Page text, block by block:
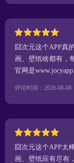
囧次元这个APP真
画、壁纸啥都有，
官网是
评论时间：2026-08-08
囧次元这个APP太
画、壁纸应有尽有